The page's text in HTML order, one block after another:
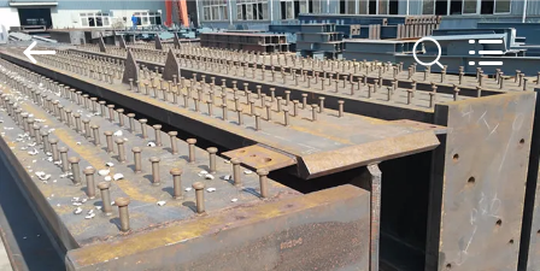
บ้าน
สินค้า
2018
-
2026
Qingdao
KaFa
Fabrication
Co.,
Ltd..
All
Rights
Reserved.